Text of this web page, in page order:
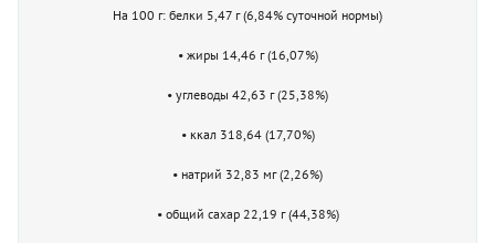
На 100 г: белки 5,47 г (6,84% суточной нормы)
• жиры 14,46 г (16,07%)
• углеводы 42,63 г (25,38%)
• ккал 318,64 (17,70%)
• натрий 32,83 мг (2,26%)
• общий сахар 22,19 г (44,38%)